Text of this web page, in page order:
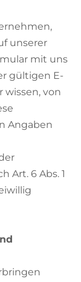
unserer
mit uns
gültigen E-
wissen, von
Angaben
Art. 6 Abs. 1